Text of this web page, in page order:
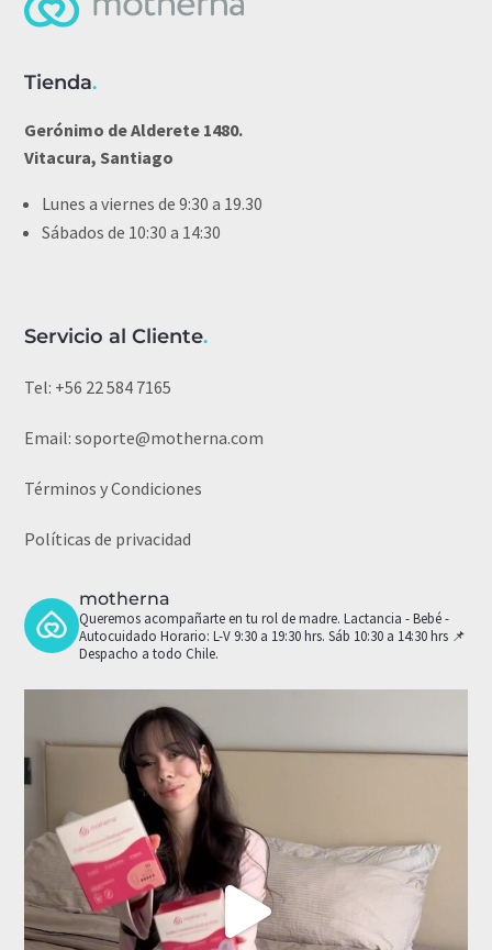
Tienda.
Gerónimo de Alderete 1480.
Vitacura, Santiago
Lunes a viernes de 9:30 a 19.30
Sábados de 10:30 a 14:30
Servicio al Cliente.
Tel: +56 22 584 7165
Email:soporte@motherna.com
Términos y Condiciones
Políticas de privacidad
motherna
Queremos acompañarte en tu rol de madre. Lactancia - Bebé -
Autocuidado Horario: L-V 9:30 a 19:30 hrs. Sáb 10:30 a 14:30 hrs 📌
Despacho a todo Chile.